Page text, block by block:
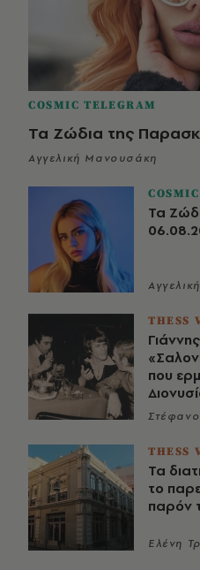
COSMIC TELEGRAM
Τα Ζώδια της
Αγγελική Μανουσάκη
Τα
THESS
που
THESS
Τα
το
παρόν
Ελένη